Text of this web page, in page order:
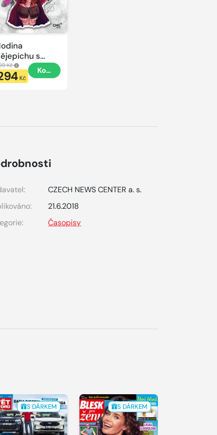
s
Kč
Kč
Koupit
CZECH NEWS CENTER a. s.
21.6.2018
Časopisy
S DÁRKEM S DÁRKEM